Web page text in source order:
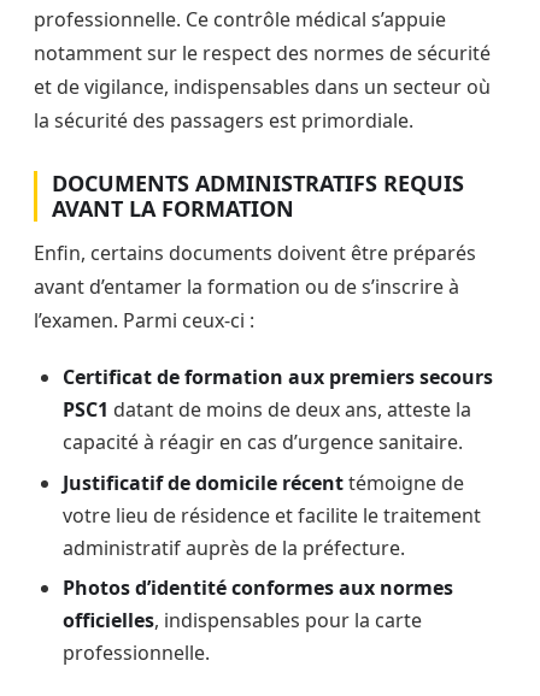
professionnelle. Ce contrôle médical s’appuie
notamment sur le respect des normes de sécurité
et de vigilance, indispensables dans un secteur où
la sécurité des passagers est primordiale.
DOCUMENTS ADMINISTRATIFS REQUIS
AVANT LA FORMATION
Enfin, certains documents doivent être préparés
avant d’entamer la formation ou de s’inscrire à
l’examen. Parmi ceux-ci :
Certificat de formation aux premiers secours
PSC1 datant de moins de deux ans, atteste la
capacité à réagir en cas d’urgence sanitaire.
Justificatif de domicile récenttémoigne de
votre lieu de résidence et facilite le traitement
administratif auprès de la préfecture.
Photos d’identité conformes aux normes
officielles, indispensables pour la carte
professionnelle.